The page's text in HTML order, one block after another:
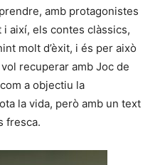
amb protagonistes
així, els contes clàssics,
molt d’èxit, i és per això
recuperar amb Joc de
a objectiu la
la vida, però amb un text
fresca.